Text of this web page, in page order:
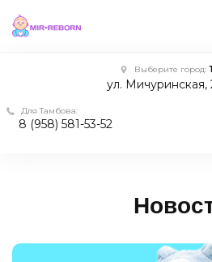
Выберите город:
ул. Мичуринская,
Для Тамбова:
8 (958) 581-53-52